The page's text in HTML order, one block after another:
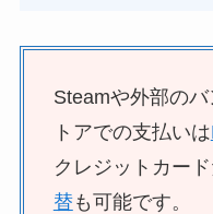
Steamや外部の
トアでの支払いは
クレジットカー
替も可能です。